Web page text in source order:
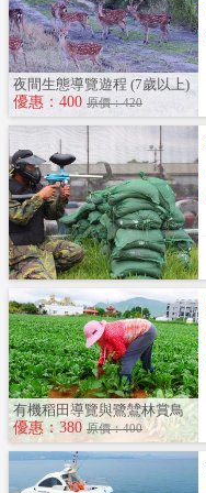
夜間生態導覽遊程 (7歲以上)
優惠：400 原價：420
有機稻田導覽與鷺鷥林賞鳥
優惠：380 原價：400